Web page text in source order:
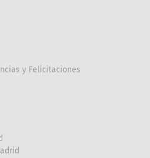
y Felicitaciones